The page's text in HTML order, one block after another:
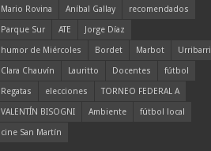
Mario Rovina
Aníbal Gallay
recomendados
Parque Sur
ATE
Jorge Díaz
humor de Miércoles
Bordet Marbot
Urribarri
Clara Chauvín
Lauritto Docentes
fútbol
Regatas
elecciones
TORNEO FEDERAL A
VALENTÍN BISOGNI
Ambiente
fútbol local
cine San Martín